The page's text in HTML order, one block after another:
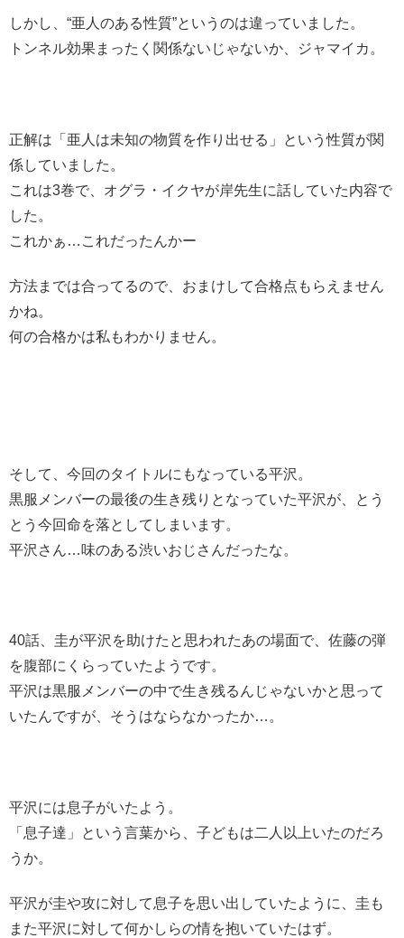
しかし、“亜人のある性質”というのは違っていました。
トンネル効果まったく関係ないじゃないか、ジャマイカ。
正解は「亜人は未知の物質を作り出せる」という性質が関
係していました。
これは3巻で、オグラ・イクヤが岸先生に話していた内容で
した。
これかぁ…これだったんかー
方法までは合ってるので、おまけして合格点もらえません
かね。
何の合格かは私もわかりません。
そして、今回のタイトルにもなっている平沢。
黒服メンバーの最後の生き残りとなっていた平沢が、とう
とう今回命を落としてしまいます。
平沢さん…味のある渋いおじさんだったな。
40話、圭が平沢を助けたと思われたあの場面で、佐藤の弾
を腹部にくらっていたようです。
平沢は黒服メンバーの中で生き残るんじゃないかと思って
いたんですが、そうはならなかったか…。
平沢には息子がいたよう。
「息子達」という言葉から、子どもは二人以上いたのだろ
うか。
平沢が圭や攻に対して息子を思い出していたように、圭も
また平沢に対して何かしらの情を抱いていたはず。